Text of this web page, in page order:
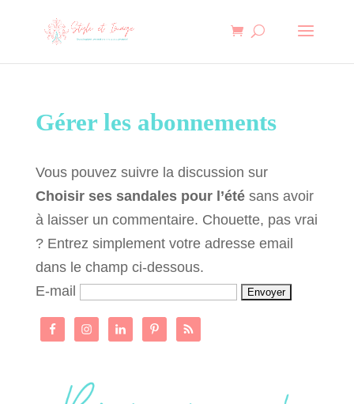
Gérer les abonnements
Vous pouvez suivre la discussion sur
Choisir ses sandales pour l’étésans avoir
à laisser un commentaire. Chouette, pas vrai
? Entrez simplement votre adresse email
dans le champ ci-dessous.
E-mail